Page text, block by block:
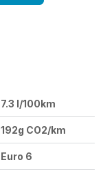
7.3 l/100km
192g CO2/km
Euro 6